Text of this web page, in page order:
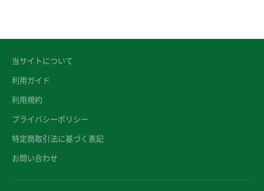
当サイトについて
利用ガイド
利用規約
プライバシーポリシー
特定商取引法に基づく表記
お問い合わせ